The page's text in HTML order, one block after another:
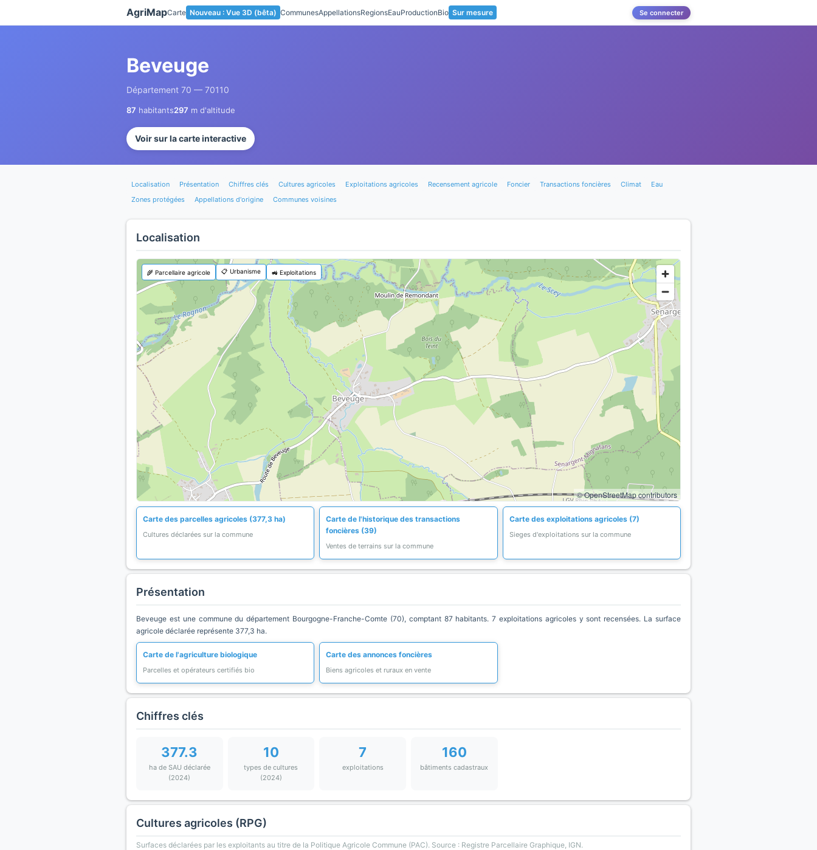
AgriMapCarte Nouveau : Vue 3D (bêta) CommunesAppellationsRegionsEauProductionBio Sur mesure Se connecter
Beveuge
Département 70 — 70110
87 habitants297 m d'altitude
Voir sur la carte interactive
Localisation Présentation Chiffres clés Cultures agricoles Exploitations agricoles Recensement agricole Foncier Transactions foncières Climat
Eau
Zones protégées
Appellations d'origine Communes voisines
Localisation
© OpenStreetMap contributors
🌾 Parcellaire agricole 📋 Urbanisme 🚜 Exploitations
Carte des parcelles agricoles (377,3 ha)
Cultures déclarées sur la commune
Carte de l'historique des transactions
foncières (39)
Ventes de terrains sur la commune
Carte des exploitations agricoles (7)
Sieges d'exploitations sur la commune
Présentation
Beveuge est une commune du département Bourgogne-Franche-Comte (70), comptant 87 habitants. 7 exploitations agricoles y sont recensées. La surface
agricole déclarée représente 377,3 ha.
Carte de l'agriculture biologique
Parcelles et opérateurs certifiés bio
Carte des annonces foncières
Biens agricoles et ruraux en vente
Chiffres clés
377.3
ha de SAU déclarée
(2024)
10
types de cultures
(2024)
7
exploitations
160
bâtiments cadastraux
Cultures agricoles (RPG)
Surfaces déclarées par les exploitants au titre de la Politique Agricole Commune (PAC). Source : Registre Parcellaire Graphique, IGN.
Panneau de gestion des cookies